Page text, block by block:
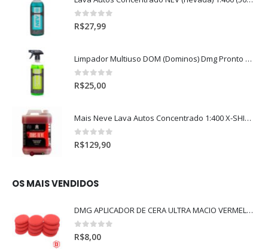
0out of 5
R$27,99
Limpador Multiuso DOM (Dominos) Dmg Pronto P/Uso (500ml)
0 out of 5
R$25,00
Mais Neve Lava Autos Concentrado 1:400 X-SHINE 5Litros
0 out of 5
R$129,90
OS MAIS VENDIDOS
DMG APLICADOR DE CERA ULTRA MACIO VERMELHO l
0 out of 5
R$8,00